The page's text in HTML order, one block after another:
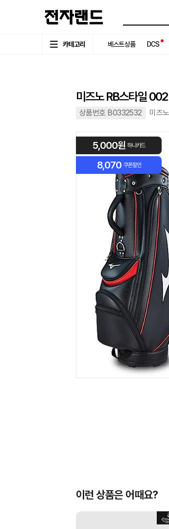
카테고리 베스트상품 DCS
미즈노 RB스타일
상품번호 B0332532 미즈
5,000원 하나카드
8,070 쿠폰할인
이런 상품은 어때요?